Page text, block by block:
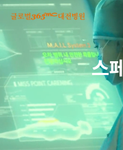
본문 바로가기
스